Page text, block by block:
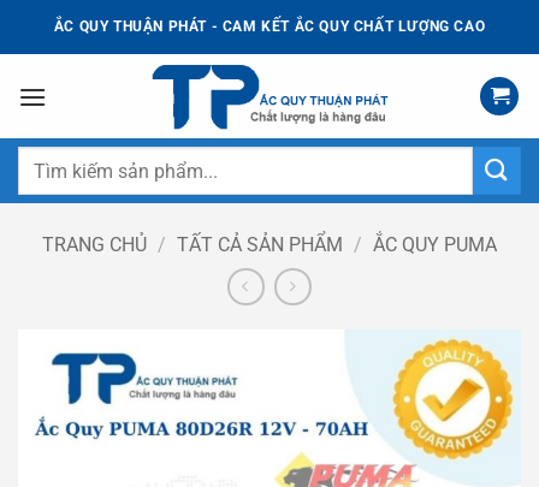
dung
ẮC QUY THUẬN PHÁT - CAM KẾT ẮC QUY CHẤT LƯỢNG CAO
Tìm
TRANG CHỦ / TẤT CẢ SẢN PHẨM / ẮC QUY PUMA